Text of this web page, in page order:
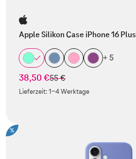
Apple Silikon Case iPhone 16 Plus
+ 5
38,50 €statt
55 €
Lieferzeit:1-4 Werktage
%